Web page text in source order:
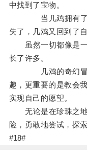
中找到了宝物。
当几鸡拥有了最
失了，几鸡又回到了
虽然一切都像是一
长了许多。
几鸡的奇幻冒险
趣，更重要的是教会
实现自己的愿望。
无论是在珍珠之地
险，勇敢地尝试，探
#18#